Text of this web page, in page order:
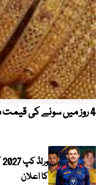
4 روز میں سونے کی قیمت میں بڑا اضافہ
کا اعلان